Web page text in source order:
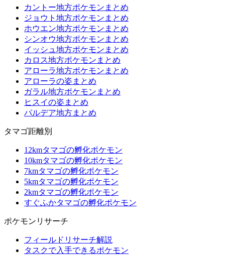
カントー地方ポケモンまとめ
ジョウト地方ポケモンまとめ
ホウエン地方ポケモンまとめ
シンオウ地方ポケモンまとめ
イッシュ地方ポケモンまとめ
カロス地方ポケモンまとめ
アローラ地方ポケモンまとめ
アローラの姿まとめ
ガラル地方ポケモンまとめ
ヒスイの姿まとめ
パルデア地方まとめ
タマゴ距離別
12kmタマゴの孵化ポケモン
10kmタマゴの孵化ポケモン
7kmタマゴの孵化ポケモン
5kmタマゴの孵化ポケモン
2kmタマゴの孵化ポケモン
すぐふかタマゴの孵化ポケモン
ポケモンリサーチ
フィールドリサーチ解説
タスクで入手できるポケモン